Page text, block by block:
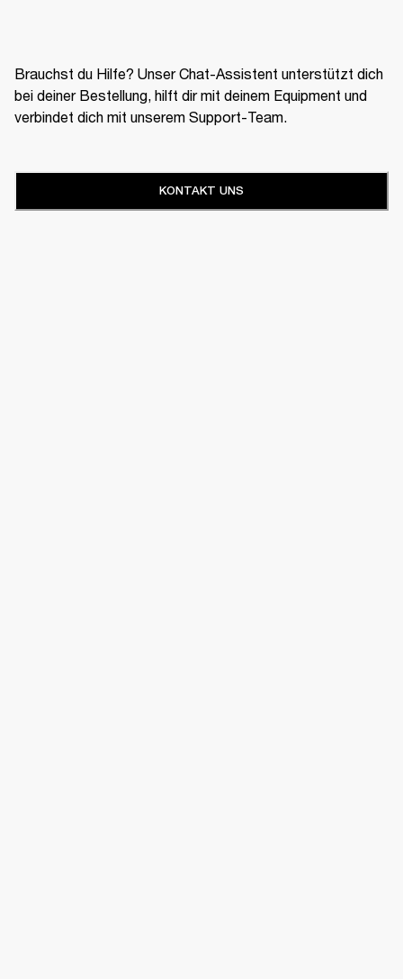
Brauchst du Hilfe? Unser Chat-Assistent unterstützt dich
bei deiner Bestellung, hilft dir mit deinem Equipment und
verbindet dich mit unserem Support-Team.
KONTAKT UNS